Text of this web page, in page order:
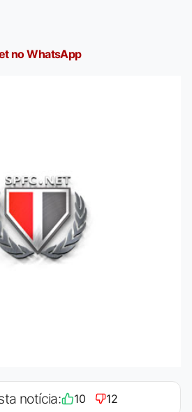
no WhatsApp
notícia: 10 12